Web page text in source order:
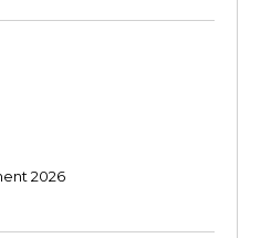
2026